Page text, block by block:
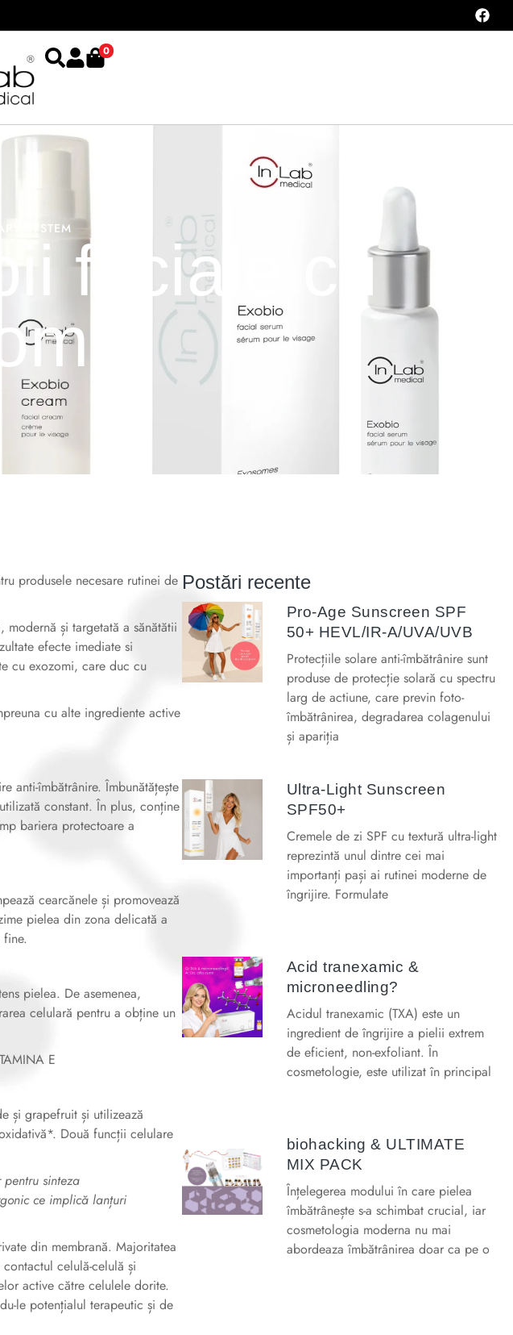
0
SYSTEM
faciale cu
produsele necesare rutinei de
și targetată a sănătătii
efecte imediate si
cu exozomi, care duc cu
cu alte ingrediente active
anti-îmbătrânire. Îmbunătățește
constant. În plus, conține
bariera protectoare a
cearcănele și promovează
pielea din zona delicată a
pielea. De asemenea,
celulară pentru a obține un
E
și grapefruit și utilizează
Două funcții celulare
sinteza
ce implică lanțuri
din membrană. Majoritatea
celulă-celulă și
active către celulele dorite.
le potențialul terapeutic și de
Postări recente
Pro-Age Sunscreen SPF
50+ HEVL/IR-A/UVA/UVB
Protecțiile solare anti-îmbătrânire sunt
produse de protecție solară cu spectru
larg de actiune, care previn foto-
îmbătrânirea, degradarea colagenului
și apariția
Ultra-Light Sunscreen
SPF50+
Cremele de zi SPF cu textură ultra-light
reprezintă unul dintre cei mai
importanți pași ai rutinei moderne de
îngrijire. Formulate
Acid tranexamic &
microneedling?
Acidul tranexamic (TXA) este un
ingredient de îngrijire a pielii extrem
de eficient, non-exfoliant. În
cosmetologie, este utilizat în principal
biohacking & ULTIMATE
MIX PACK
Înțelegerea modului în care pielea
îmbătrânește s-a schimbat crucial, iar
cosmetologia moderna nu mai
abordeaza îmbătrânirea doar ca pe o